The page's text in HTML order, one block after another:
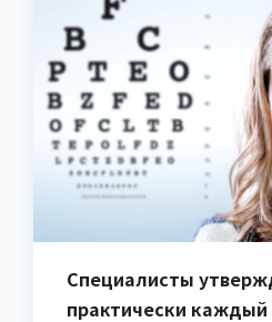
Специалисты
практически